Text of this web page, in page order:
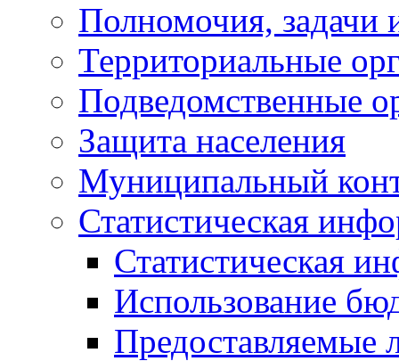
Полномочия, задачи
Территориальные
Подведомственные
Защита населения
Муниципальный
Статистическая
Статистическая
Использование
Предоставляемые